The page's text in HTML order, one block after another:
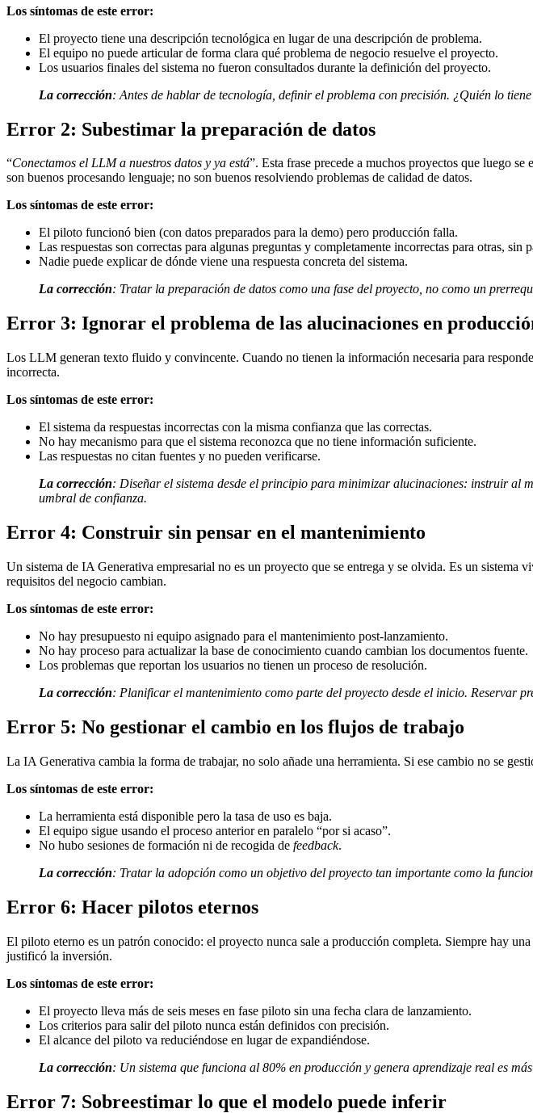
Los síntomas de este error:
El proyecto tiene una descripción tecnológica en lugar de una descripción de problema.
El equipo no puede articular de forma clara qué problema de negocio resuelve el proyecto.
Los usuarios finales del sistema no fueron consultados durante la definición del proyecto.
La corrección: Antes de hablar de tecnología, definir el problema con precisión. ¿Quién lo
Error 2: Subestimar la preparación de datos
“Conectamos el LLM a nuestros datos y ya está”. Esta frase precede a muchos proyectos que luego
son buenos procesando lenguaje; no son buenos resolviendo problemas de calidad de datos.
Los síntomas de este error:
El piloto funcionó bien (con datos preparados para la demo) pero producción falla.
Las respuestas son correctas para algunas preguntas y completamente incorrectas para otras, sin
Nadie puede explicar de dónde viene una respuesta concreta del sistema.
La corrección: Tratar la preparación de datos como una fase del proyecto, no como un
Error 3: Ignorar el problema de las alucinaciones en
Los LLM generan texto fluido y convincente. Cuando no tienen la información necesaria para
incorrecta.
Los síntomas de este error:
El sistema da respuestas incorrectas con la misma confianza que las correctas.
No hay mecanismo para que el sistema reconozca que no tiene información suficiente.
Las respuestas no citan fuentes y no pueden verificarse.
La corrección: Diseñar el sistema desde el principio para minimizar alucinaciones: instruir al
umbral de confianza.
Error 4: Construir sin pensar en el mantenimiento
Un sistema de IA Generativa empresarial no es un proyecto que se entrega y se olvida. Es un
requisitos del negocio cambian.
Los síntomas de este error:
No hay presupuesto ni equipo asignado para el mantenimiento post-lanzamiento.
No hay proceso para actualizar la base de conocimiento cuando cambian los documentos fuente.
Los problemas que reportan los usuarios no tienen un proceso de resolución.
La corrección: Planificar el mantenimiento como parte del proyecto desde el inicio. Reservar
Error 5: No gestionar el cambio en los flujos de trabajo
La IA Generativa cambia la forma de trabajar, no solo añade una herramienta. Si ese cambio no se
Los síntomas de este error:
La herramienta está disponible pero la tasa de uso es baja.
El equipo sigue usando el proceso anterior en paralelo “por si acaso”.
No hubo sesiones de formación ni de recogida de feedback.
La corrección: Tratar la adopción como un objetivo del proyecto tan importante como la
Error 6: Hacer pilotos eternos
El piloto eterno es un patrón conocido: el proyecto nunca sale a producción completa. Siempre hay
justificó la inversión.
Los síntomas de este error:
El proyecto lleva más de seis meses en fase piloto sin una fecha clara de lanzamiento.
Los criterios para salir del piloto nunca están definidos con precisión.
El alcance del piloto va reduciéndose en lugar de expandiéndose.
La corrección: Un sistema que funciona al 80% en producción y genera aprendizaje real es
Error 7: Sobreestimar lo que el modelo puede inferir